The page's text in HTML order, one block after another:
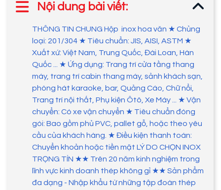
Nội dung bài viết:
THÔNG TIN CHUNG Hộp inox hoa văn ★ Chủng
loại: 201/304 ★ Tiêu chuẩn: JIS, AISI, ASTM ★
Xuất xứ: Việt Nam, Trung Quốc, Đài Loan, Hàn
Quốc ... ★ Ứng dụng: Trang trí cửa tầng thang
máy, trang trí cabin thang máy, sảnh khách sạn,
phòng hát karaoke, bar, Quảng Cáo, Chữ nổi,
Trang trí nội thất, Phụ kiện Ôtô, Xe Máy ... ★ Vận
chuyển: Có xe vận chuyển ★ Tiêu chuẩn đóng
gói: Bao gồm phủ PVC, pallet gỗ, hoặc theo yêu
cầu của khách hàng. ★ Điều kiện thanh toán:
Chuyển khoản hoặc tiền mặt LÝ DO CHỌN INOX
TRỌNG TÍN ★★ Trên 20 năm kinh nghiệm trong
lĩnh vực kinh doanh thép không gỉ ★★ Sản phẩm
đa dạng - Nhập khẩu từ những tập đoàn thép